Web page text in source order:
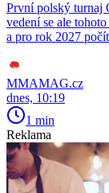
První polský turnaj
vedení se ale
a pro rok 2027
MMAMAG.cz
dnes, 10:19
1 min
Reklama